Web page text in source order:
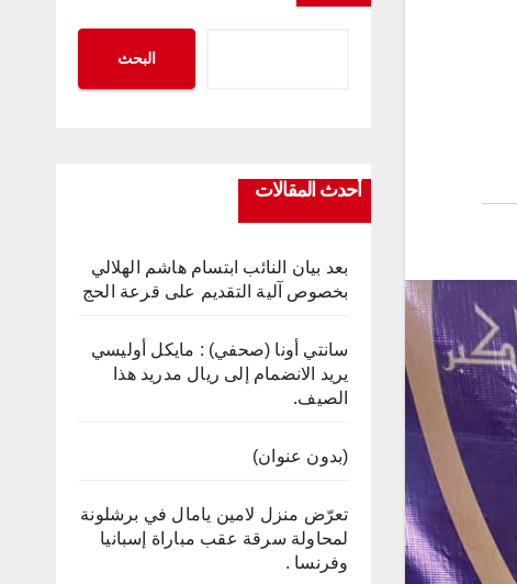
البحث
أحدث المقالات
بعد بيان النائب ابتسام هاشم الهلالي
بخصوص آلية التقديم على قرعة الحج
سانتي أونا (صحفي) : مايكل أوليسي
يريد الانضمام إلى ريال مدريد هذا
الصيف.
(بدون عنوان)
تعرّض منزل لامين يامال في برشلونة
لمحاولة سرقة عقب مباراة إسبانيا
وفرنسا .